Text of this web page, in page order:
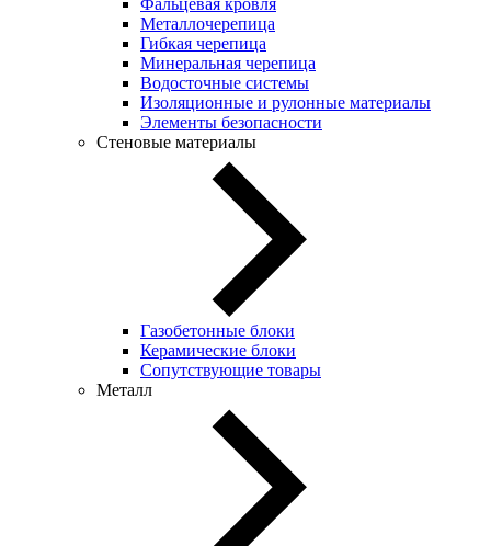
Металлочерепица
Гибкая черепица
Минеральная черепица
Водосточные системы
Изоляционные и рулонные материалы
Элементы безопасности
Стеновые материалы
Газобетонные блоки
Керамические блоки
Сопутствующие товары
Металл